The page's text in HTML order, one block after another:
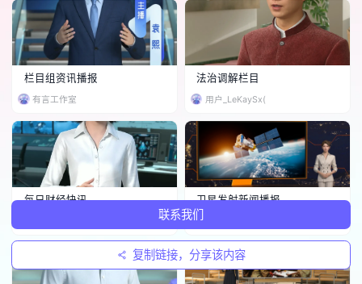
栏目组资讯播报
有言工作室
法治调解栏目
用户_LeKaySx(
每日财经快讯 卫星发射新闻播报
联系我们
复制链接，分享该内容